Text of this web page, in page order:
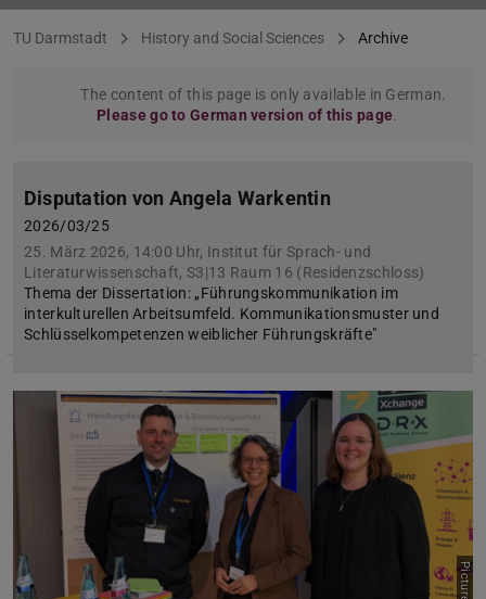
You are here:
TU Darmstadt History and Social Sciences Archive
The content of this page is only available in German.
Please go to German version of this page.
Disputation von Angela Warkentin
2026/03/25
25. März 2026, 14:00 Uhr, Institut für Sprach- und
Literaturwissenschaft, S3|13 Raum 16 (Residenzschloss)
Thema der Dissertation: „Führungskommunikation im
interkulturellen Arbeitsumfeld. Kommunikationsmuster und
Schlüsselkompetenzen weiblicher Führungskräfte"